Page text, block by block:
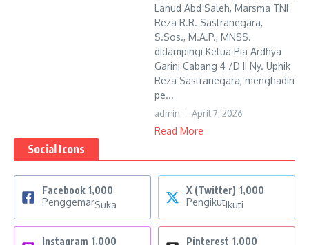
Lanud Abd Saleh, Marsma TNI
Reza R.R. Sastranegara,
S.Sos., M.A.P., MNSS.
didampingi Ketua Pia Ardhya
Garini Cabang 4 /D II Ny. Uphik
Reza Sastranegara, menghadiri
pe...
admin April 7, 2026
Read More
Social Icons
Facebook 1,000
PenggemarSuka
X (Twitter) 1,000
PengikutIkuti
Instagram 1,000
Pinterest 1,000